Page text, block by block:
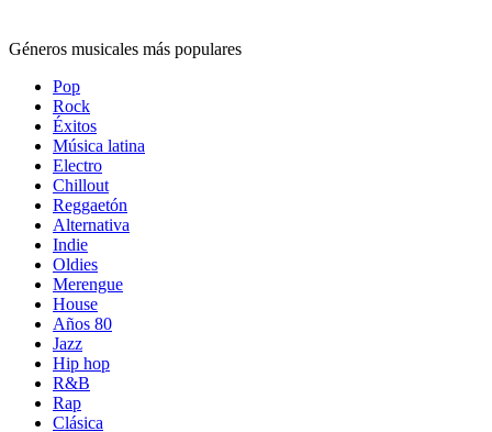
Géneros musicales más populares
Pop
Rock
Éxitos
Música latina
Electro
Chillout
Reggaetón
Alternativa
Indie
Oldies
Merengue
House
Años 80
Jazz
Hip hop
R&B
Rap
Clásica